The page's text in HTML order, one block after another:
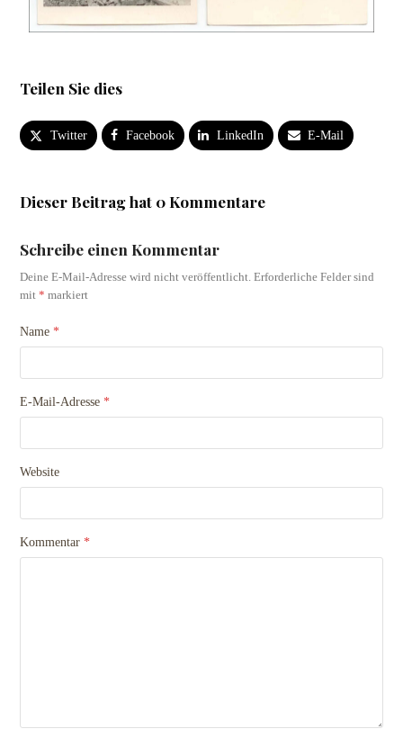
Teilen Sie dies
Twitter Facebook LinkedIn E-Mail
Dieser Beitrag hat 0 Kommentare
Schreibe einen Kommentar
Deine E-Mail-Adresse wird nicht veröffentlicht. Erforderliche Felder sind
mit* markiert
Name*
E-Mail-Adresse*
Website
Kommentar*